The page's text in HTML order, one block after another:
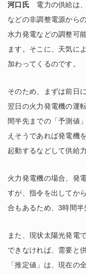
河口氏電力の供給は、
などの非調整電源から
水力発電などの調整可
ます。そこに、天気に
加わってくるのです。
そのため、まずは前日
翌日の火力発電機の運
間半先までの「予測値
えそうであれば発電機
起動するなどして供給
火力発電機の場合、発
すが、指令を出してか
合もあるため、3時間半
また、現状太陽光発電
できなければ、需要と
「推定値」は、現在の